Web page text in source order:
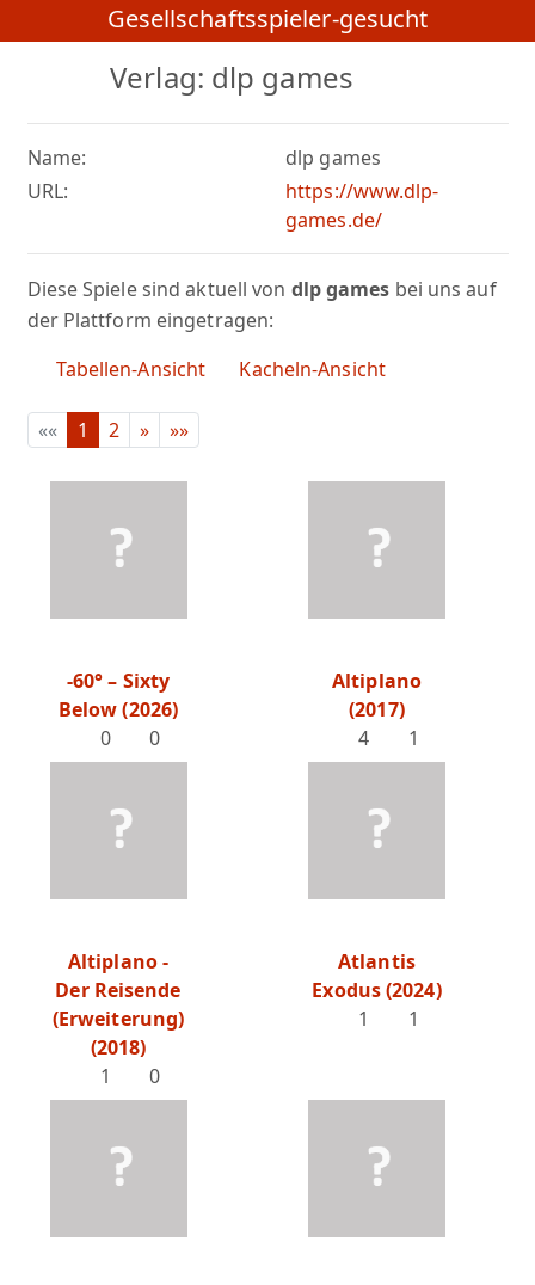
Gesellschaftsspieler-gesucht
Verlag: dlp games
Name:
dlp games
URL:
https://www.dlp-
games.de/
Diese Spiele sind aktuell von dlp games bei uns auf
der Plattform eingetragen:
Tabellen-Ansicht
Kacheln-Ansicht
«« 1 2 » »»
-60° – Sixty
Below (2026)
0
0
Altiplano
(2017)
4
1
Altiplano -
Der Reisende
(Erweiterung)
(2018)
1
0
Atlantis
Exodus (2024)
1
1